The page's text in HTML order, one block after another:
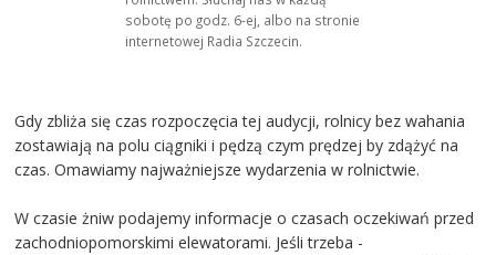
sobotę po godz. 6-ej, albo na stronie
internetowej Radia Szczecin.
Gdy zbliża się czas rozpoczęcia tej audycji, rolnicy bez wahania
zostawiają na polu ciągniki i pędzą czym prędzej by zdążyć na
czas. Omawiamy najważniejsze wydarzenia w rolnictwie.
W czasie żniw podajemy informacje o czasach oczekiwań przed
zachodniopomorskimi elewatorami. Jeśli trzeba -